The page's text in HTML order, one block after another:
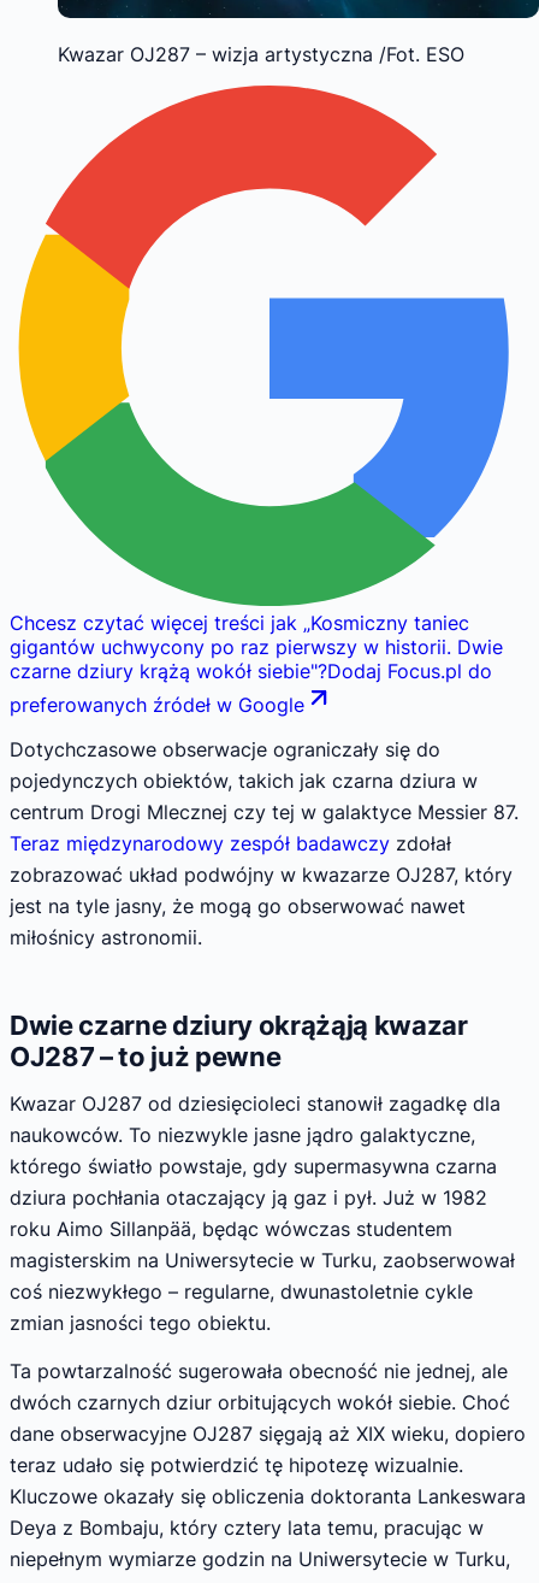
Kwazar OJ287 – wizja artystyczna /Fot. ESO
Chcesz czytać więcej treści jak „Kosmiczny taniec
gigantów uchwycony po raz pierwszy w historii. Dwie
czarne dziury krążą wokół siebie"?Dodaj Focus.pl do
preferowanych źródeł w Google
Dotychczasowe obserwacje ograniczały się do
pojedynczych obiektów, takich jak czarna dziura w
centrum Drogi Mlecznej czy tej w galaktyce Messier 87.
Teraz międzynarodowy zespół badawczy zdołał
zobrazować układ podwójny w kwazarze OJ287, który
jest na tyle jasny, że mogą go obserwować nawet
miłośnicy astronomii.
Dwie czarne dziury okrążąją kwazar
OJ287 – to już pewne
Kwazar OJ287 od dziesięcioleci stanowił zagadkę dla
naukowców. To niezwykle jasne jądro galaktyczne,
którego światło powstaje, gdy supermasywna czarna
dziura pochłania otaczający ją gaz i pył. Już w 1982
roku Aimo Sillanpää, będąc wówczas studentem
magisterskim na Uniwersytecie w Turku, zaobserwował
coś niezwykłego – regularne, dwunastoletnie cykle
zmian jasności tego obiektu.
Ta powtarzalność sugerowała obecność nie jednej, ale
dwóch czarnych dziur orbitujących wokół siebie. Choć
dane obserwacyjne OJ287 sięgają aż XIX wieku, dopiero
teraz udało się potwierdzić tę hipotezę wizualnie.
Kluczowe okazały się obliczenia doktoranta Lankeswara
Deya z Bombaju, który cztery lata temu, pracując w
niepełnym wymiarze godzin na Uniwersytecie w Turku,